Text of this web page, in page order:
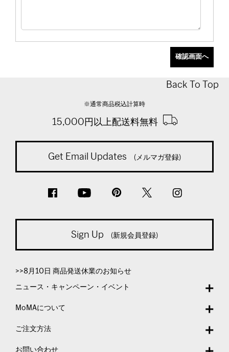
Back To Top
※通常商品税込計算時
15,000円以上配送料無料
Get Email Updates (メルマガ登録)
Sign Up (新規会員登録)
>>8月10日 商品発送休業のお知らせ
ニュース・キャンペーン・イベント
MoMAについて
ご注文方法
お問い合わせ